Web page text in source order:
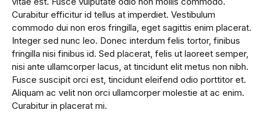
Curabitur efficitur id tellus at imperdiet. Vestibulum
commodo dui non eros fringilla, eget sagittis enim placerat.
Integer sed nunc leo. Donec interdum felis tortor, finibus
fringilla nisi finibus id. Sed placerat, felis ut laoreet semper,
nisi ante ullamcorper lacus, at tincidunt elit metus non nibh.
Fusce suscipit orci est, tincidunt eleifend odio porttitor et.
Aliquam ac velit non orci ullamcorper molestie at ac enim.
Curabitur in placerat mi.